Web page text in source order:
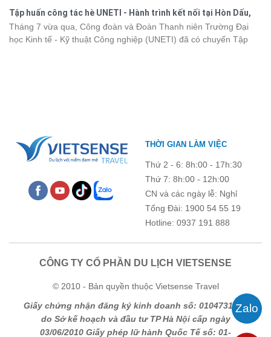
năm 2026 ngay dưới đây.
kết, sẻ chia và lưu giữ nhiều khoảnh khắc đáng nhớ. Hãy cùng
nhìn lại chuyến đi ngập tràn niềm vui và những trải nghiệm khó
quên.
Tập huấn công tác hè UNETI - Hành trình kết nối tại Hòn Dấu,
Đồ Sơn
Tháng 7 vừa qua, Công đoàn và Đoàn Thanh niên Trường Đại
học Kinh tế - Kỹ thuật Công nghiệp (UNETI) đã có chuyến Tập
THỜI GIAN LÀM VIỆC
Thứ 2 - 6: 8h:00 - 17h:30
Thứ 7: 8h:00 - 12h:00
CN và các ngày lễ: Nghỉ
Tổng Đài: 1900 54 55 19
Hotline: 0937 191 888
CÔNG TY CỔ PHẦN DU LỊCH VIETSENSE
© 2010 - Bản quyền thuộc Vietsense Travel
Giấy chứng nhận đăng ký kinh doanh số: 0104731205
do Sở kế hoạch và đầu tư TP Hà Nội cấp ngày
03/06/2010 Giấy phép lữ hành Quốc Tế số: 01-